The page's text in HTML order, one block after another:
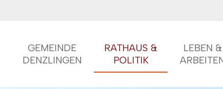
GEMEINDE
DENZLINGEN
RATHAUS &
POLITIK
LEBEN &